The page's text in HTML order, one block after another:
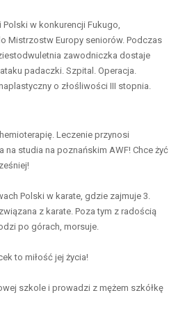
w konkurencji Fukugo,
Mistrzostw Europy seniorów. Podczas
zawodniczka dostaje
padaczki. Szpital. Operacja.
o złośliwości III stopnia.
Leczenie przynosi
na studia na poznańskim AWF! Chce żyć
Polski w karate, gdzie zajmuje 3.
z karate. Poza tym z radością
po górach, morsuje.
to miłość jej życia!
szkole i prowadzi z mężem szkółkę